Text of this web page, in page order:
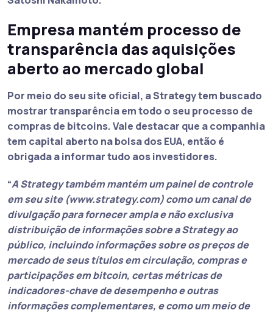
Empresa mantém processo de
transparência das aquisições
aberto ao mercado global
Por meio do seu site oficial, a Strategy tem buscado
mostrar transparência em todo o seu processo de
compras de bitcoins. Vale destacar que a companhia
tem capital aberto na bolsa dos EUA, então é
obrigada a informar tudo aos investidores.
“A Strategy também mantém um painel de controle
em seu site (www.strategy.com) como um canal de
divulgação para fornecer ampla e não exclusiva
distribuição de informações sobre a Strategy ao
público, incluindo informações sobre os preços de
mercado de seus títulos em circulação, compras e
participações em bitcoin, certas métricas de
indicadores-chave de desempenho e outras
informações complementares, e como um meio de